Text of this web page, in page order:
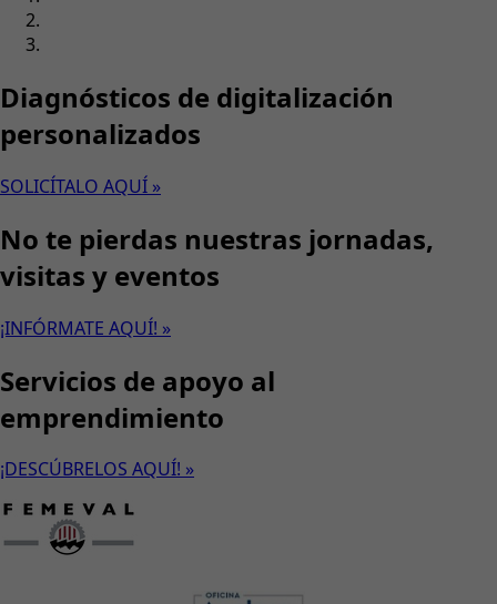
Diagnósticos de digitalización
personalizados
SOLICÍTALO AQUÍ »
No te pierdas nuestras jornadas,
visitas y eventos
¡INFÓRMATE AQUÍ! »
Servicios de apoyo al
emprendimiento
¡DESCÚBRELOS AQUÍ! »